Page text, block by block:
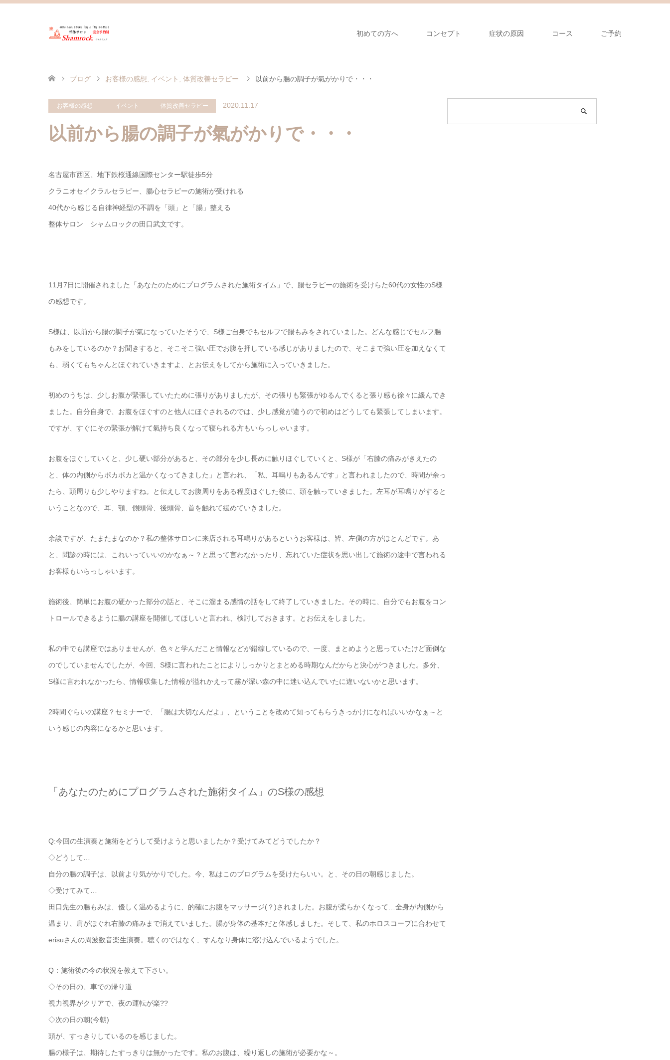
初めての方へ コンセプト 症状の原因 コース ご予約
ブログ お客様の感想 イベント 体質改善セラピー 以前から腸の調子が氣がかりで・・・
お客様の感想 イベント 体質改善セラピー 2020.11.17
以前から腸の調子が氣がかりで・・・
名古屋市西区、地下鉄桜通線国際センター駅徒歩5分
クラニオセイクラルセラピー、腸心セラピーの施術が受けれる
40代から感じる自律神経型の不調を「頭」と「腸」整える
整体サロン シャムロックの田口武文です。
11月7日に開催されました「あなたのためにプログラムされた施術タイム」で、腸セラピーの施術を受けらた60代の女性のS様
の感想です。
S様は、以前から腸の調子が氣になっていたそうで、S様ご自身でもセルフで腸もみをされていました。どんな感じでセルフ腸
もみをしているのか？お聞きすると、そこそこ強い圧でお腹を押している感じがありましたので、そこまで強い圧を加えなくて
も、弱くてもちゃんとほぐれていきますよ、とお伝えをしてから施術に入っていきました。
初めのうちは、少しお腹が緊張していたために張りがありましたが、その張りも緊張がゆるんでくると張り感も徐々に緩んでき
ました。自分自身で、お腹をほぐすのと他人にほぐされるのでは、少し感覚が違うので初めはどうしても緊張してしまいます。
ですが、すぐにその緊張が解けて氣持ち良くなって寝られる方もいらっしゃいます。
お腹をほぐしていくと、少し硬い部分があると、その部分を少し長めに触りほぐしていくと、S様が「右膝の痛みがきえたの
と、体の内側からポカポカと温かくなってきました」と言われ、「私、耳鳴りもあるんです」と言われましたので、時間が余っ
たら、頭周りも少しやりますね。と伝えしてお腹周りをある程度ほぐした後に、頭を触っていきました。左耳が耳鳴りがすると
いうことなので、耳、顎、側頭骨、後頭骨、首を触れて緩めていきました。
余談ですが、たまたまなのか？私の整体サロンに来店される耳鳴りがあるというお客様は、皆、左側の方がほとんどです。あ
と、問診の時には、これいっていいのかなぁ～？と思って言わなかったり、忘れていた症状を思い出して施術の途中で言われる
お客様もいらっしゃいます。
施術後、簡単にお腹の硬かった部分の話と、そこに溜まる感情の話をして終了していきました。その時に、自分でもお腹をコン
トロールできるように腸の講座を開催してほしいと言われ、検討しておきます。とお伝えをしました。
私の中でも講座ではありませんが、色々と学んだこと情報などが錯綜しているので、一度、まとめようと思っていたけど面倒な
のでしていませんでしたが、今回、S様に言われたことによりしっかりとまとめる時期なんだからと決心がつきました。多分、
S様に言われなかったら、情報収集した情報が溢れかえって霧が深い森の中に迷い込んでいたに違いないかと思います。
2時間ぐらいの講座？セミナーで、「腸は大切なんだよ」、ということを改めて知ってもらうきっかけになればいいかなぁ～と
いう感じの内容になるかと思います。
「あなたのためにプログラムされた施術タイム」のS様の感想
Q:今回の生演奏と施術をどうして受けようと思いましたか？受けてみてどうでしたか？
◇どうして…
自分の腸の調子は、以前より気がかりでした。今、私はこのプログラムを受けたらいい。と、その日の朝感じました。
◇受けてみて…
田口先生の腸もみは、優しく温めるように、的確にお腹をマッサージ(？)されました。お腹が柔らかくなって…全身が内側から
温まり、肩がほぐれ右膝の痛みまで消えていました。腸が身体の基本だと体感しました。そして、私のホロスコープに合わせて
erisuさんの周波数音楽生演奏。聴くのではなく、すんなり身体に溶け込んでいるようでした。
Q：施術後の今の状況を教えて下さい。
◇その日の、車での帰り道
視力視界がクリアで、夜の運転が楽??
◇次の日の朝(今朝)
頭が、すっきりしているのを感じました。
腸の様子は、期待したすっきりは無かったです。私のお腹は、繰り返しの施術が必要かな～。